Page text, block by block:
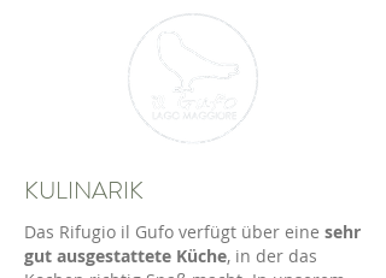
KULINARIK
Das Rifugio il Gufo verfügt über eine sehr
gut ausgestattete Küche, in der das